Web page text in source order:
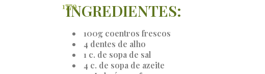
INGREDIENTES:
100g coentros frescos
4 dentes de alho
1 c. de sopa de sal
4 c. de sopa de azeite